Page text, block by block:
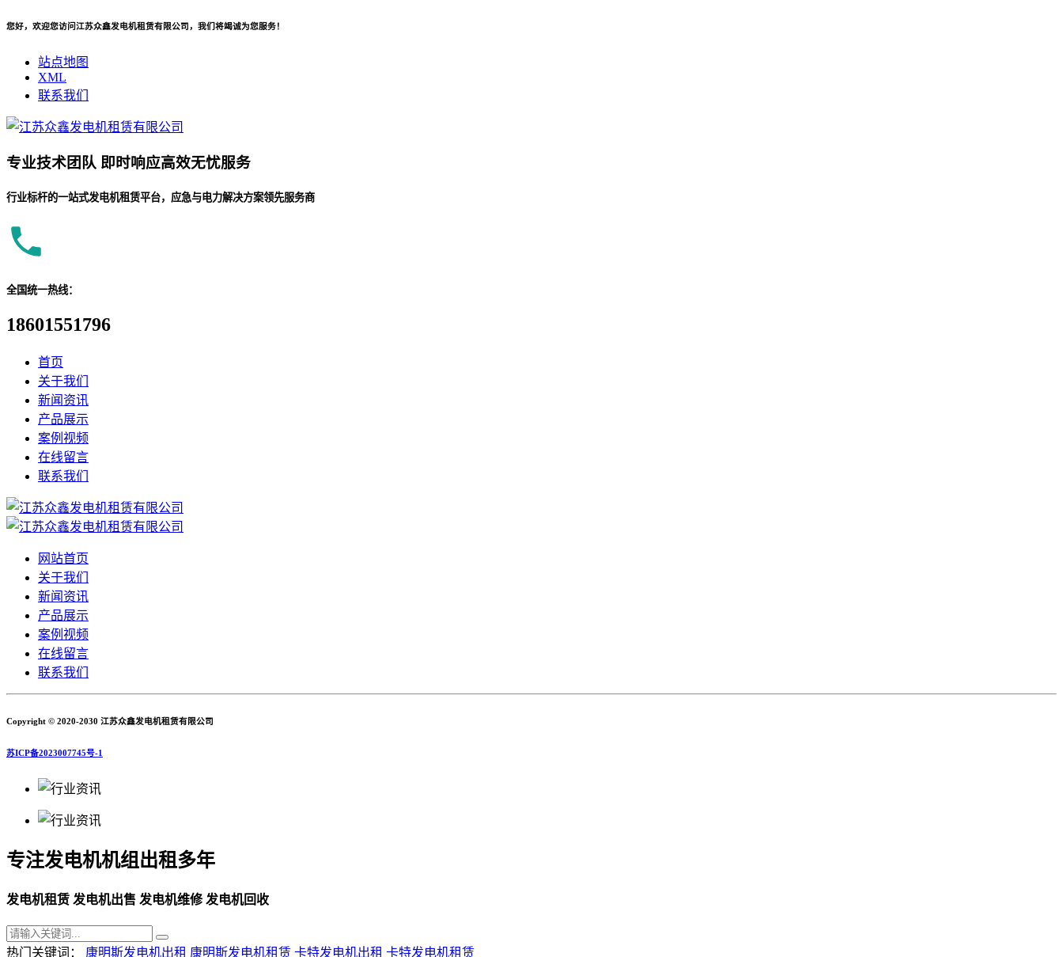
您好，欢迎您访问江苏众鑫发电机租赁有限公司，我们将竭诚为您服务！
站点地图
XML
联系我们
专业技术团队 即时响应高效无忧服务
行业标杆的一站式发电机租赁平台，应急与电力解决方案领先服务商
全国统一热线：
18601551796
首页
关于我们
新闻资讯
产品展示
案例视频
在线留言
联系我们
网站首页
关于我们
新闻资讯
产品展示
案例视频
在线留言
联系我们
Copyright © 2020-2030 江苏众鑫发电机租赁有限公司
苏ICP备2023007745号-1
专注发电机机组出租多年
发电机租赁 发电机出售 发电机维修 发电机回收
热门关键词： 康明斯发电机出租 康明斯发电机租赁 卡特发电机出租 卡特发电机租赁